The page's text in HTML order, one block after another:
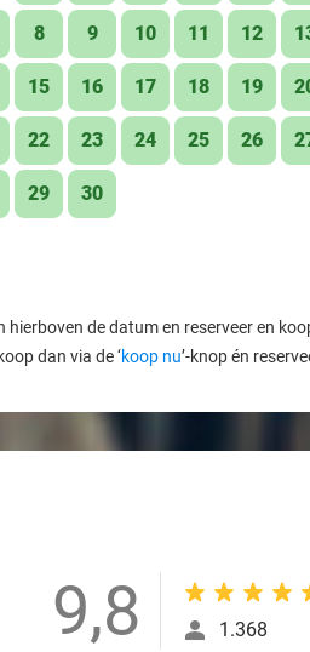
8 9 10 11 12
15 16 17 18 19
22 23 24 25 26
29 30
de datum en reserveer en
dan via de ‘koop nu’-knop én
9,8 1.368